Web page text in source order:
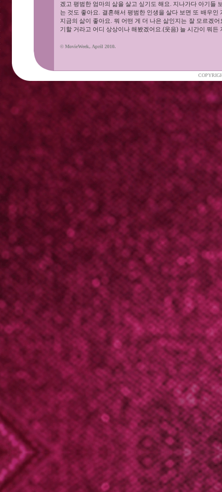
겠고 평범한 엄마의 삶을 살고 싶기도 해요. 지나가다 아기들
는 것도 좋아요. 결혼해서 평범한 인생을 살다 보면 또 배우
지금의 삶이 좋아요. 뭐 어떤 게 더 나은 삶인지는 잘 모르겠
기할 거라고 어디 상상이나 해봤겠어요.(웃음) 늘 시간이 뭐든
© MovieWeek, April 2010.